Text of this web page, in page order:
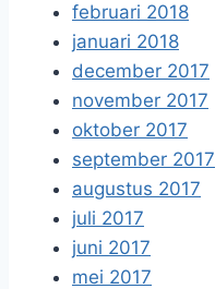
februari 2018
januari 2018
december 2017
november 2017
oktober 2017
september 2017
augustus 2017
juli 2017
juni 2017
mei 2017